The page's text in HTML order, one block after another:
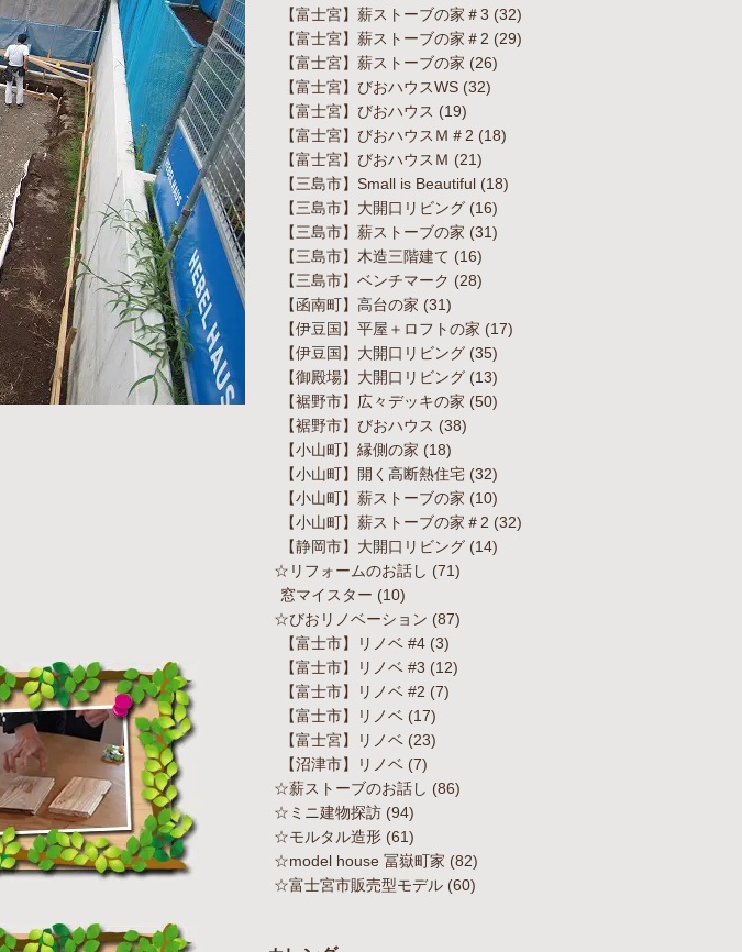
【富士宮】薪ストーブの家＃3 (32)
【富士宮】薪ストーブの家＃2 (29)
【富士宮】薪ストーブの家 (26)
【富士宮】びおハウスWS (32)
【富士宮】びおハウス (19)
【富士宮】びおハウスＭ＃2 (18)
【富士宮】びおハウスＭ (21)
【三島市】Small is Beautiful (18)
【三島市】大開口リビング (16)
【三島市】薪ストーブの家 (31)
【三島市】木造三階建て (16)
【三島市】ベンチマーク (28)
【函南町】高台の家 (31)
【伊豆国】平屋＋ロフトの家 (17)
【伊豆国】大開口リビング (35)
【御殿場】大開口リビング (13)
【裾野市】広々デッキの家 (50)
【裾野市】びおハウス (38)
【小山町】縁側の家 (18)
【小山町】開く高断熱住宅 (32)
【小山町】薪ストーブの家 (10)
【小山町】薪ストーブの家＃2 (32)
【静岡市】大開口リビング (14)
☆リフォームのお話し (71)
窓マイスター (10)
☆びおリノベーション (87)
【富士市】リノベ #4 (3)
【富士市】リノベ #3 (12)
【富士市】リノベ #2 (7)
【富士市】リノベ (17)
【富士宮】リノベ (23)
【沼津市】リノベ (7)
☆薪ストーブのお話し (86)
☆ミニ建物探訪 (94)
☆モルタル造形 (61)
☆model house 冨嶽町家 (82)
☆富士宮市販売型モデル (60)